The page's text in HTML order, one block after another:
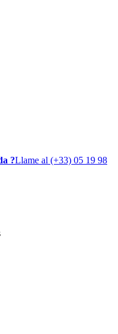
?Llame al (+33) 05 19 98